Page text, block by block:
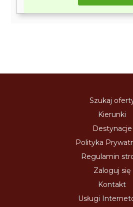
Szukaj
Kierunki
Destynacje
Polityka
Regulamin
Zaloguj się
Kontakt
Usługi